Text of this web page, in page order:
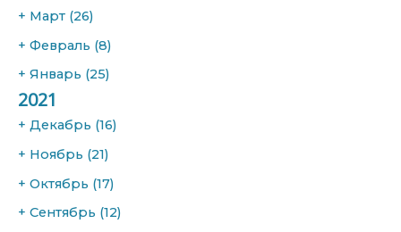
+ Март (26)
+ Февраль (8)
+ Январь (25)
2021
+ Декабрь (16)
+ Ноябрь (21)
+ Октябрь (17)
+ Сентябрь (12)